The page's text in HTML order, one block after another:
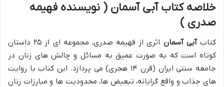
خلاصه کتاب آبی آسمان ( نویسنده فهیمه
صدری )
کتابآبی آسمان
اثری از فهیمه صدری، مجموعه ای از ۲۵ داستان
کوتاه است که به صورت عمیق به مسائل و چالش های زنان در
جامعه سنتی ایران (قرن ۱۴ هجری) می پردازد. این کتاب با روایت
های جذاب و واقع گرایانه، تبعیض ها، محدودیت ها و مبارزات زنان